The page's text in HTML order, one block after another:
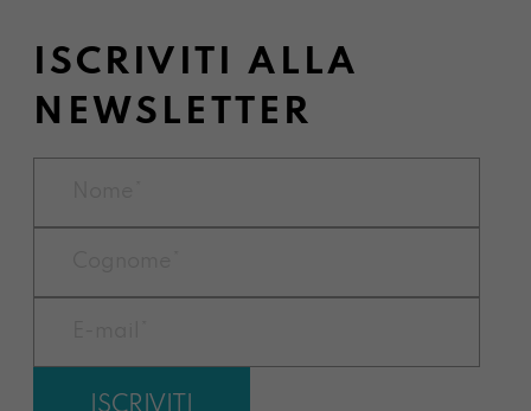
ISCRIVITI ALLA
NEWSLETTER